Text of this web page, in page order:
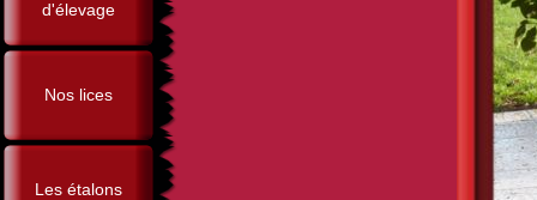
d'élevage
Nos lices
Les étalons